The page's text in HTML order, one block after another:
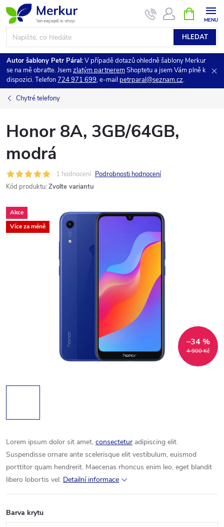
Přejít
obsah
HLEDAT
NÁKUPNÍ
KOŠÍK
Autor šablony Petr Páral:V případě dotazů ohledně šablony Merkur
se na mě obraťte. Jsemzlatým partneremShoptetu a jsem Vám plně k
dispozici. Telefon724 971 699, e-mail petrparal@seznam.cz.
Chytré telefony
Honor 8A, 3GB/64GB,
modrá
1 hodnocení Podrobnosti hodnocení
Kód produktu: Zvolte variantu
Akce
Více za méně
4 900 Kč
–34 %
Lorem ipsum dolor sit amet, consectetur adipiscing elit.
Suspendisse ornare ante scelerisque elit vestibulum, euismod
porttitor quam hendrerit. Maecenas rhoncus enim leo, eget blandit
libero lobortis vel. Detailní informace
Barva krytu